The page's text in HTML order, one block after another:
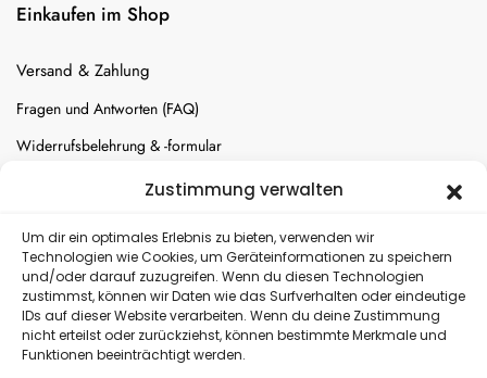
Zustimmung verwalten
Um dir ein optimales Erlebnis zu bieten, verwenden wir
Technologien wie Cookies, um Geräteinformationen zu speichern
und/oder darauf zuzugreifen. Wenn du diesen Technologien
zustimmst, können wir Daten wie das Surfverhalten oder eindeutige
IDs auf dieser Website verarbeiten. Wenn du deine Zustimmung
nicht erteilst oder zurückziehst, können bestimmte Merkmale und
Funktionen beeinträchtigt werden.
Einkaufen im Shop
Versand & Zahlung
Fragen und Antworten (FAQ)
Widerrufsbelehrung & -formular
Batterien-Entsorgung
Versand
Kostenloser Rückversand